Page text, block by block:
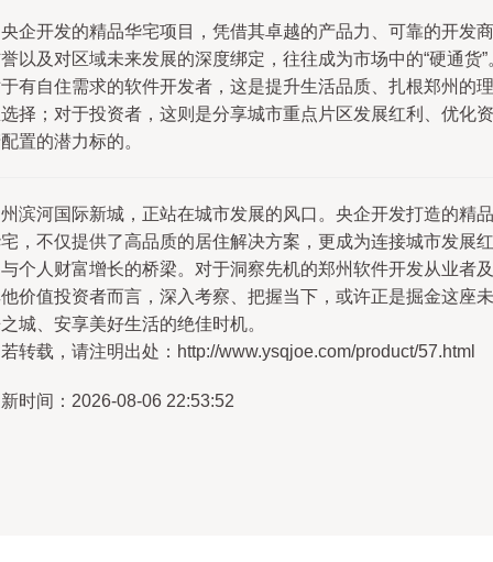
企开发的精品华宅项目，凭借其卓越的产品力、可靠的开发商
以及对区域未来发展的深度绑定，往往成为市场中的“硬通货”
有自住需求的软件开发者，这是提升生活品质、扎根郑州的理
择；对于投资者，这则是分享城市重点片区发展红利、优化资
置的潜力标的。
滨河国际新城，正站在城市发展的风口。央企开发打造的精品
，不仅提供了高品质的居住解决方案，更成为连接城市发展红
个人财富增长的桥梁。对于洞察先机的郑州软件开发从业者及
价值投资者而言，深入考察、把握当下，或许正是掘金这座未
城、安享美好生活的绝佳时机。
转载，请注明出处：http://www.ysqjoe.com/product/57.html
时间：2026-08-06 22:53:52